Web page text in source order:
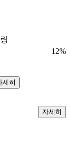
12%
세히
자세히